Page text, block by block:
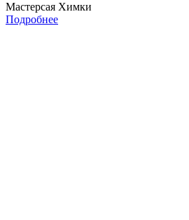
Мастерсая Химки
Подробнее